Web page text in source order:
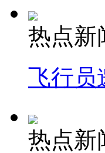
热点新
飞行员
热点新